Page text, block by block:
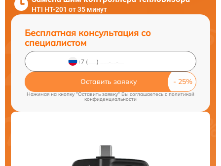
HTI HT-201 от 35 минут
Бесплатная консультация со
специалистом
Оставить заявку
Нажимая на кнопку "Оставить заявку" Вы соглашаетесь cполитикой
конфиденциальности